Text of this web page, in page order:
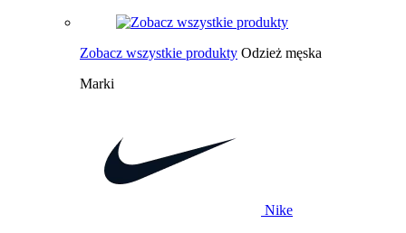
Zobacz wszystkie produkty Odzież męska
Marki
Nike